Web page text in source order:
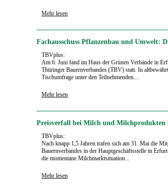
Mehr lesen
Fachausschuss Pflanzenbau und Umwelt:
TBVplus:
Am 6. Juni fand im Haus der Grünen Verbände in
Thüringer Bauernverbandes (TBV) statt. In
Tischumfrage unter den Teilnehmenden....
Mehr lesen
Preisverfall bei Milch und Milchprodukten
TBVplus:
Nach knapp 1,5 Jahren trafen sich am 31. Mai die
Bauernverbandes in der Hauptgeschäftsstelle in
die momentane Milchmarktsituation...
Mehr lesen